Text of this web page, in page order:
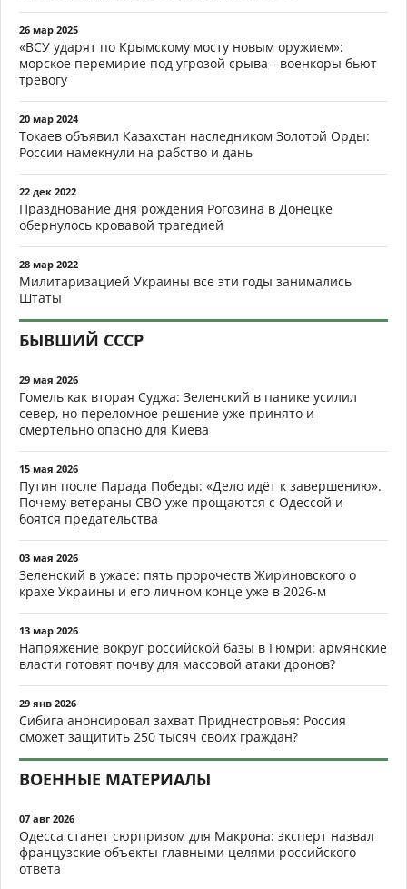
26 мар 2025
«ВСУ ударят по Крымскому мосту новым оружием»:
морское перемирие под угрозой срыва - военкоры бьют
тревогу
20 мар 2024
Токаев объявил Казахстан наследником Золотой Орды:
России намекнули на рабство и дань
22 дек 2022
Празднование дня рождения Рогозина в Донецке
обернулось кровавой трагедией
28 мар 2022
Милитаризацией Украины все эти годы занимались
Штаты
БЫВШИЙ СССР
29 мая 2026
Гомель как вторая Суджа: Зеленский в панике усилил
север, но переломное решение уже принято и
смертельно опасно для Киева
15 мая 2026
Путин после Парада Победы: «Дело идёт к завершению».
Почему ветераны СВО уже прощаются с Одессой и
боятся предательства
03 мая 2026
Зеленский в ужасе: пять пророчеств Жириновского о
крахе Украины и его личном конце уже в 2026-м
13 мар 2026
Напряжение вокруг российской базы в Гюмри: армянские
власти готовят почву для массовой атаки дронов?
29 янв 2026
Сибига анонсировал захват Приднестровья: Россия
сможет защитить 250 тысяч своих граждан?
ВОЕННЫЕ МАТЕРИАЛЫ
07 авг 2026
Одесса станет сюрпризом для Макрона: эксперт назвал
французские объекты главными целями российского
ответа